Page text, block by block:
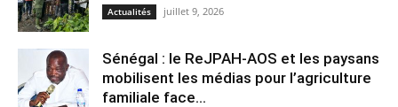
Actualités juillet 9, 2026
Sénégal : le ReJPAH-AOS et les paysans
mobilisent les médias pour l’agriculture
familiale face...